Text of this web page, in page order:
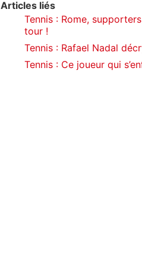
Articles liés
Tennis : Rome,
tour !
Tennis : Rafael Nadal
Tennis : Ce joueur qui